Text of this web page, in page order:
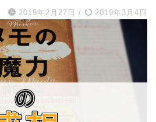
2019年2月27日 / 2019年3月4日